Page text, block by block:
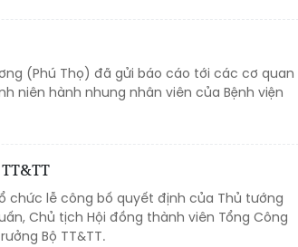
(Phú Thọ) đã gửi báo cáo tới các cơ quan
niên hành nhung nhân viên của Bệnh viện
chức lễ công bố quyết định của Thủ tướng
Chủ tịch Hội đồng thành viên Tổng Công
Bộ TT&TT.